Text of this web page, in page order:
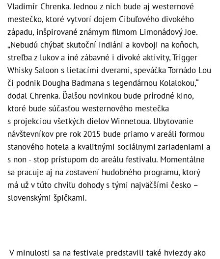
Vladimír Chrenka. Jednou z nich bude aj westernové
mestečko, ktoré vytvorí dojem Cibuľového divokého
západu, inšpirované známym filmom Limonádový Joe.
„Nebudú chýbať skutoční indiáni a kovboji na koňoch,
streľba z lukov a iné zábavné i divoké aktivity, Trigger
Whisky Saloon s lietacími dverami, speváčka Tornádo Lou
či podnik Dougha Badmana s legendárnou Kolalokou,“
dodal Chrenka. Ďalšou novinkou bude prírodné kino,
ktoré bude súčasťou westernového mestečka
s projekciou všetkých dielov Winnetoua. Ubytovanie
návštevníkov pre rok 2015 bude priamo v areáli formou
stanového hotela a kvalitnými sociálnymi zariadeniami a
s non - stop prístupom do areálu festivalu. Momentálne
sa pracuje aj na zostavení hudobného programu, ktorý
má už v túto chvíľu dohody s tými najväčšími česko –
slovenskými špičkami.
V minulosti sa na festivale predstavili také hviezdy ako